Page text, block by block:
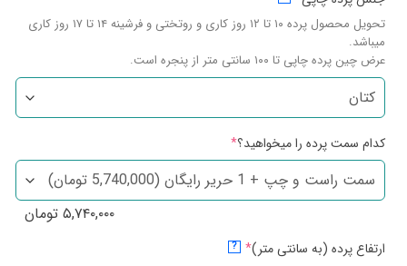
تحویل محصول پرده ۱۰ تا ۱۲ روز کاری و روتختی و فرشینه ۱۴ تا ۱۷ روز کاری
میباشد.
عرض چین پرده چاپی تا ۱۰۰ سانتی متر از پنجره است.
کدام سمت پرده را میخواهید؟*
۵,۷۴۰,۰۰۰ تومان
ارتفاع پرده (به سانتی متر)*
?